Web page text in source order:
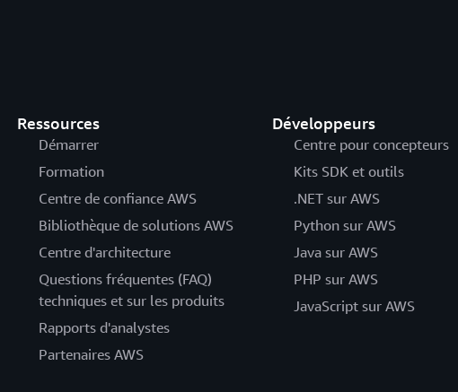
Ressources
Démarrer
Formation
Centre de confiance AWS
Bibliothèque de solutions AWS
Centre d'architecture
Questions fréquentes (FAQ)
techniques et sur les produits
Rapports d'analystes
Partenaires AWS
Développeurs
Centre pour concepteurs
Kits SDK et outils
.NET sur AWS
Python sur AWS
Java sur AWS
PHP sur AWS
JavaScript sur AWS